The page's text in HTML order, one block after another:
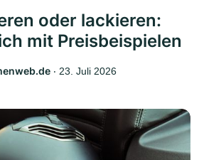
oder lackieren:
mit Preisbeispielen
‧ 23. Juli 2026